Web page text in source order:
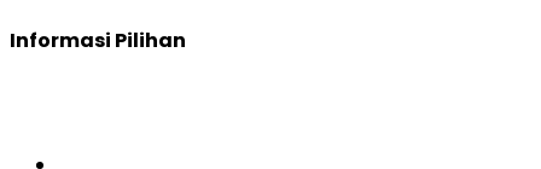
Informasi Pilihan